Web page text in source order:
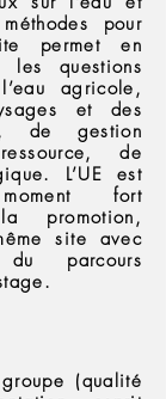
pour
permet en
les questions
agricole,
et des
de gestion
de
L’UE est
fort
promotion,
site avec
parcours
(qualité